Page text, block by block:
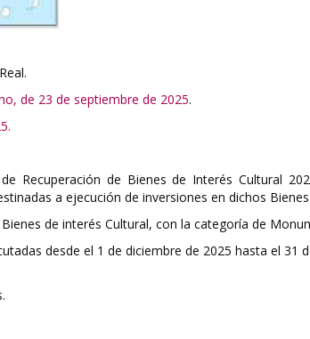
de 23 de septiembre de 2025.
Recuperación de Bienes de Interés Cultural
a ejecución de inversiones en dichos Bienes.
de interés Cultural, con la categoría de
desde el 1 de diciembre de 2025 hasta el